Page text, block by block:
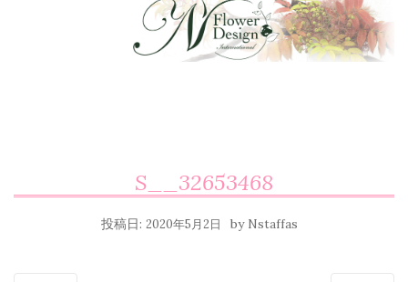
S__32653468
投稿日: 2020年5月2日 by Nstaffas